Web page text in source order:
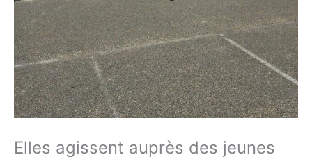
Elles agissent auprès des jeunes